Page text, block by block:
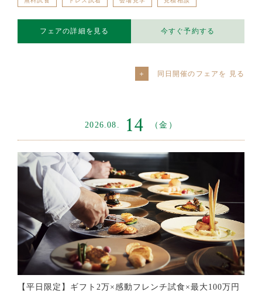
フェアの詳細を見る 今すぐ予約する
同日開催のフェアを
2026.08. 14 （金）
【平日限定】ギフト2万×感動フレンチ試食×最大100万円